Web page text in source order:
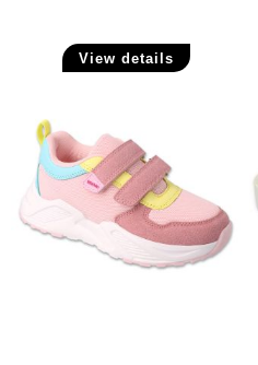
View details